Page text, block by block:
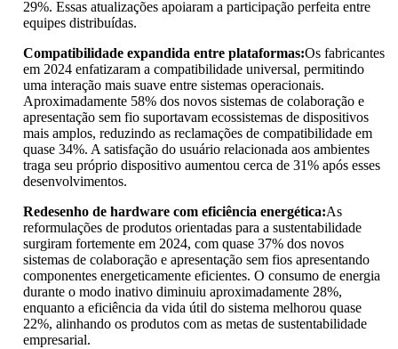
29%. Essas atualizações apoiaram a participação perfeita entre
equipes distribuídas.
Compatibilidade expandida entre plataformas:Os fabricantes
em 2024 enfatizaram a compatibilidade universal, permitindo
uma interação mais suave entre sistemas operacionais.
Aproximadamente 58% dos novos sistemas de colaboração e
apresentação sem fio suportavam ecossistemas de dispositivos
mais amplos, reduzindo as reclamações de compatibilidade em
quase 34%. A satisfação do usuário relacionada aos ambientes
traga seu próprio dispositivo aumentou cerca de 31% após esses
desenvolvimentos.
Redesenho de hardware com eficiência energética:As
reformulações de produtos orientadas para a sustentabilidade
surgiram fortemente em 2024, com quase 37% dos novos
sistemas de colaboração e apresentação sem fios apresentando
componentes energeticamente eficientes. O consumo de energia
durante o modo inativo diminuiu aproximadamente 28%,
enquanto a eficiência da vida útil do sistema melhorou quase
22%, alinhando os produtos com as metas de sustentabilidade
empresarial.